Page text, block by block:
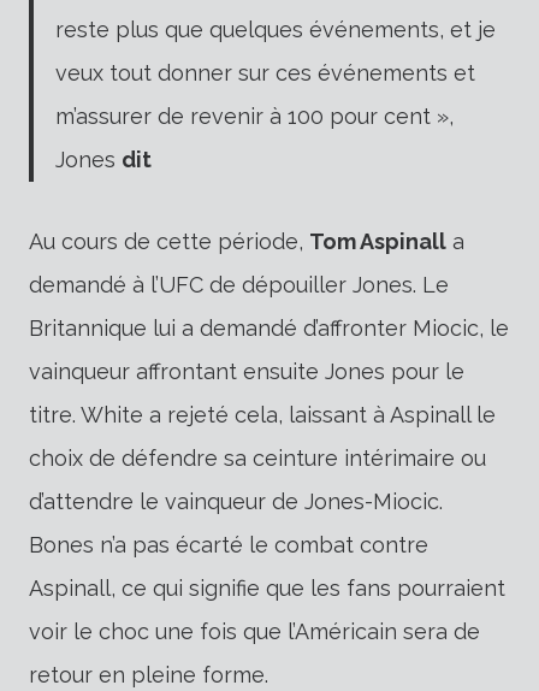
reste plus que quelques événements, et je
veux tout donner sur ces événements et
m’assurer de revenir à 100 pour cent »,
Jones dit
Au cours de cette période, Tom Aspinall a
demandé à l’UFC de dépouiller Jones. Le
Britannique lui a demandé d’affronter Miocic, le
vainqueur affrontant ensuite Jones pour le
titre. White a rejeté cela, laissant à Aspinall le
choix de défendre sa ceinture intérimaire ou
d’attendre le vainqueur de Jones-Miocic.
Bones n’a pas écarté le combat contre
Aspinall, ce qui signifie que les fans pourraient
voir le choc une fois que l’Américain sera de
retour en pleine forme.